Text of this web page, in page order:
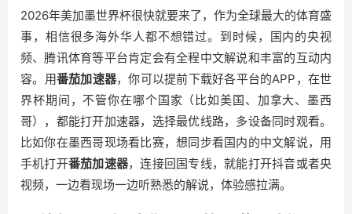
2026年美加墨世界杯很快就要来了，作为全球最大的体育盛
事，相信很多海外华人都不想错过。到时候，国内的央视
频、腾讯体育等平台肯定会有全程中文解说和丰富的互动内
容。用番茄加速器，你可以提前下载好各平台的APP，在世
界杯期间，不管你在哪个国家（比如美国、加拿大、墨西
哥），都能打开加速器，选择最优线路，多设备同时观看。
比如你在墨西哥现场看比赛，想同步看国内的中文解说，用
手机打开番茄加速器，连接回国专线，就能打开抖音或者央
视频，一边看现场一边听熟悉的解说，体验感拉满。